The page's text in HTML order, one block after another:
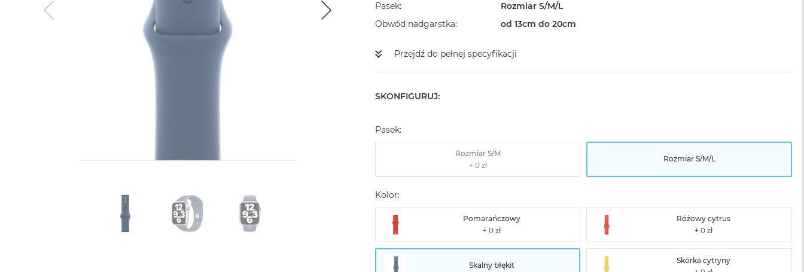
Pasek
Rozmiar S/M/L
Obwód nadgarstka
od 13cm do 20cm
Przejdź do pełnej specyfikacji
SKONFIGURUJ:
Pasek:
Rozmiar S/M
Rozmiar S/M/L
Kolor:
Pomarańczowy Różowy cytrus
Skalny błękit
Skórka cytryny